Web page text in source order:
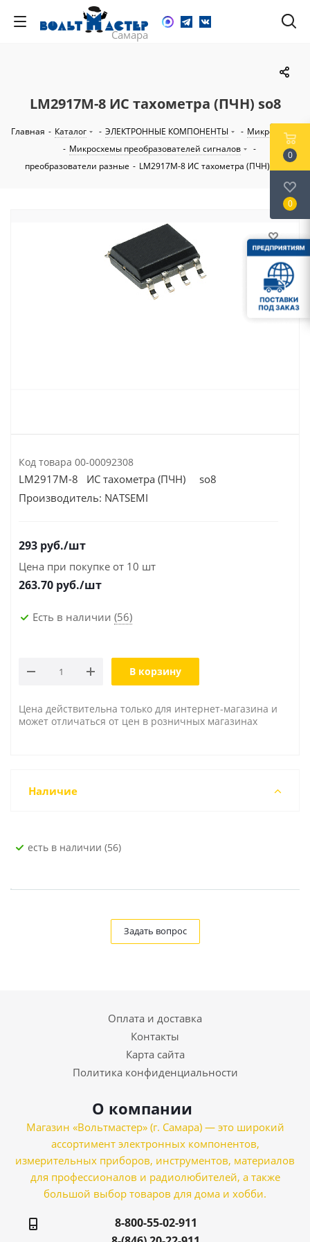
LM2917M-8 ИС тахометра (ПЧН) so8
Главная - Каталог - ЭЛЕКТРОННЫЕ КОМПОНЕНТЫ - Микросхемы
- Микросхемы преобразователей сигналов
-
преобразователи разные - LM2917M-8 ИС тахометра (ПЧН) so8
Код товара 00-00092308
LM2917M-8 ИС тахометра (ПЧН) so8
Производитель: NATSEMI
293 руб./шт
Цена при покупке от 10 шт
263.70 руб./шт
Есть в наличии (56)
В корзину
Цена действительна только для интернет-магазина и
может отличаться от цен в розничных магазинах
Наличие
Есть в наличии (56)
Задать вопрос
Оплата и доставка
Контакты
Карта сайта
Политика конфиденциальности
О компании
Магазин «Вольтмастер» (г. Самара) — это широкий
ассортимент электронных компонентов,
измерительных приборов, инструментов, материалов
для профессионалов и радиолюбителей, а также
большой выбор товаров для дома и хобби.
8-800-55-02-911
0
0